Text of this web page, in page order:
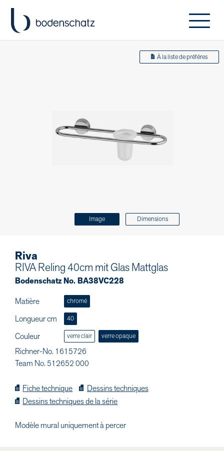
Image Dimensions
À la liste de préféres
Riva
RIVA Reling 40cm mit Glas Mattglas
Bodenschatz No. BA38VC228
Matière
chromé
Longueur cm 40
Couleur verre clair verre opaque
Richner-No. 1615726
Team No. 512652 000
Fiche technique
Dessins techniques
Dessins techniques de la série
Modèle mural uniquement à percer